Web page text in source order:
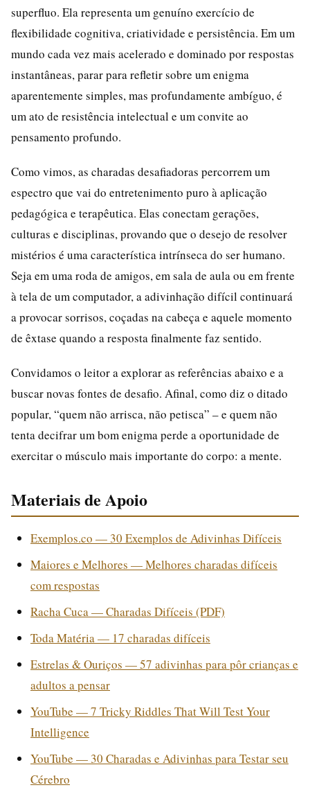
superfluo. Ela representa um genuíno exercício de
flexibilidade cognitiva, criatividade e persistência. Em um
mundo cada vez mais acelerado e dominado por respostas
instantâneas, parar para refletir sobre um enigma
aparentemente simples, mas profundamente ambíguo, é
um ato de resistência intelectual e um convite ao
pensamento profundo.
Como vimos, as charadas desafiadoras percorrem um
espectro que vai do entretenimento puro à aplicação
pedagógica e terapêutica. Elas conectam gerações,
culturas e disciplinas, provando que o desejo de resolver
mistérios é uma característica intrínseca do ser humano.
Seja em uma roda de amigos, em sala de aula ou em frente
à tela de um computador, a adivinhação difícil continuará
a provocar sorrisos, coçadas na cabeça e aquele momento
de êxtase quando a resposta finalmente faz sentido.
Convidamos o leitor a explorar as referências abaixo e a
buscar novas fontes de desafio. Afinal, como diz o ditado
popular, “quem não arrisca, não petisca” – e quem não
tenta decifrar um bom enigma perde a oportunidade de
exercitar o músculo mais importante do corpo: a mente.
Materiais de Apoio
Exemplos.co — 30 Exemplos de Adivinhas Difíceis
Maiores e Melhores — Melhores charadas difíceis
com respostas
Racha Cuca — Charadas Difíceis (PDF)
Toda Matéria — 17 charadas difíceis
Estrelas & Ouriços — 57 adivinhas para pôr crianças e
adultos a pensar
YouTube — 7 Tricky Riddles That Will Test Your
Intelligence
YouTube — 30 Charadas e Adivinhas para Testar seu
Cérebro